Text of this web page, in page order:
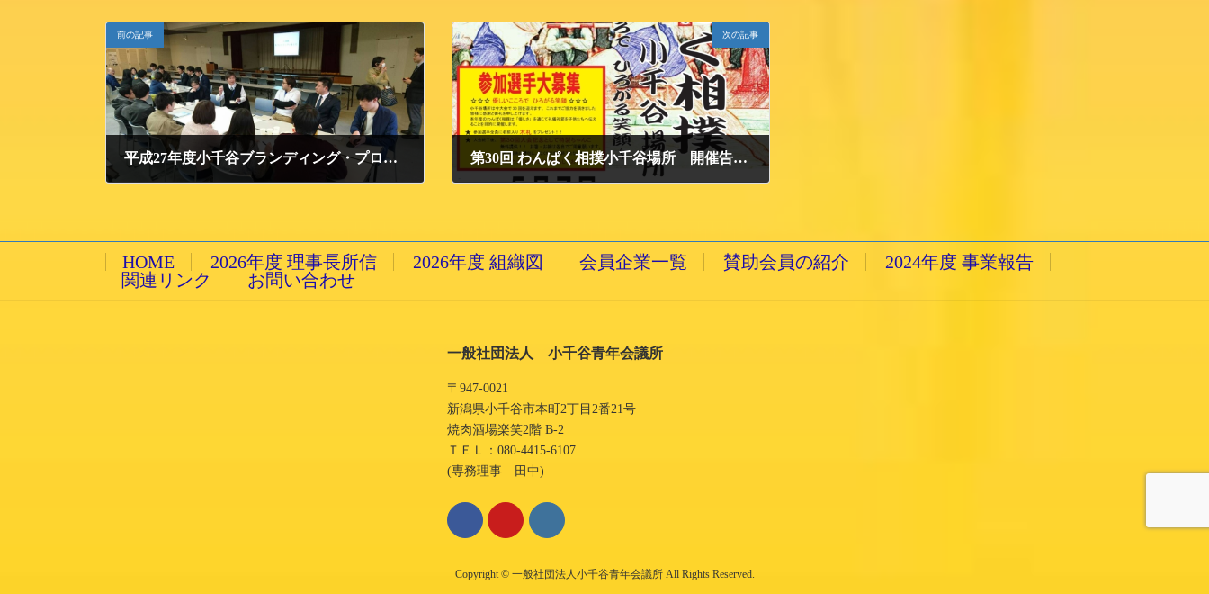
前の記事
平成27年度小千谷ブランディング・プロジェクト【年度報告会＆意見交換会】に参加してきました。
次の記事
第30回 わんぱく相撲小千谷場所 開催告知＆お知らせ
HOME 2026年度 理事長所信 2026年度 組織図 会員企業一覧 賛助会員の紹介
2024年度 事業報告
関連リンク
お問い合わせ
一般社団法人 小千谷青年会議所
〒947-0021
新潟県小千谷市本町2丁目2番21号
焼肉酒場楽笑2階 B-2
ＴＥＬ：080-4415-6107
(専務理事 田中)
Copyright © 一般社団法人小千谷青年会議所 All Rights Reserved.